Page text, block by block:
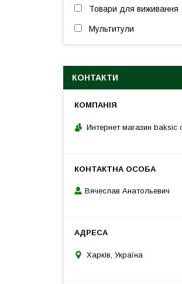
Товари для виживання
Мультитули
КОНТАКТИ
Интернет магазин baksic
Вячеслав Анатольевич
Харків, Україна